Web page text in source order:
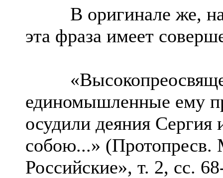
В оригинале же, на
эта фраза имеет
единомышленные ему
осудили деяния
собою...»
Российские», т. 2, сс.